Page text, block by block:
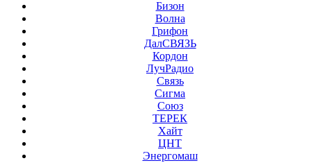
Бизон
Волна
Грифон
ДалСВЯЗЬ
Кордон
ЛучРадио
Связь
Сигма
Союз
ТЕРЕК
Хайт
ЦНТ
Энергомаш